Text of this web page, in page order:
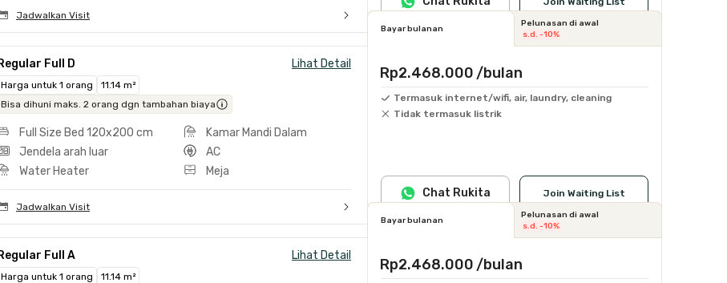
Jadwalkan Visit
Full D Lihat Detail
Harga untuk 1 orang
11.14 m²
Bisa dihuni maks. 2 orang dgn tambahan biaya
Full Size Bed 120x200 cm
Kamar Mandi Dalam
Jendela arah luar
AC
Water Heater
Meja
Jadwalkan Visit
Bayar bulanan
Pelunasan di awal
s.d. -10%
Rp2.468.000 /bulan
Termasuk internet/wifi, air, laundry, cleaning
Tidak termasuk listrik
Join Waiting List
Chat Rukita
Full A Lihat Detail
Harga untuk 1 orang
11.14 m²
Bayar bulanan
Pelunasan di awal
s.d. -10%
Rp2.468.000 /bulan